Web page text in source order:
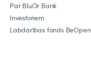
Par BluOr Bank
Investoriem
Labdarības fonds BeOpen